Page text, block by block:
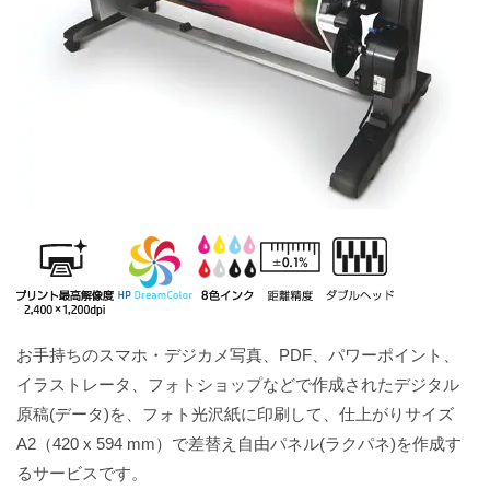
お手持ちのスマホ・デジカメ写真、PDF、パワーポイント、
イラストレータ、フォトショップなどで作成されたデジタル
原稿(データ)を、フォト光沢紙に印刷して、仕上がりサイズ
A2（420 x 594 mm）で差替え自由パネル(ラクパネ)を作成す
るサービスです。